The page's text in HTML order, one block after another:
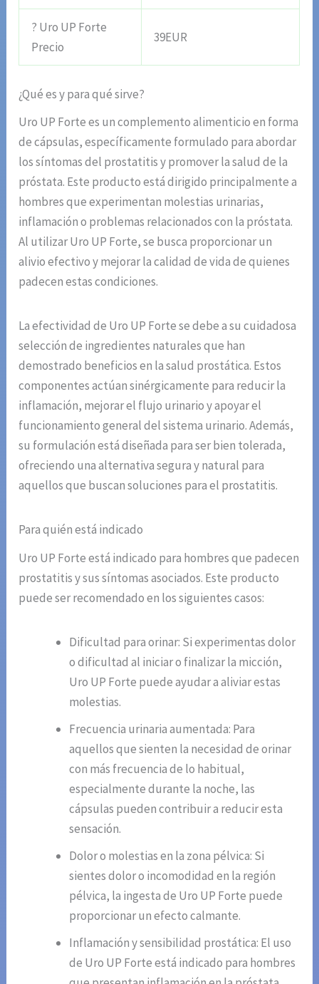
? Uro UP Forte
Precio
39EUR
¿Qué es y para qué sirve?
Uro UP Forte es un complemento alimenticio en forma
de cápsulas, específicamente formulado para abordar
los síntomas del prostatitis y promover la salud de la
próstata. Este producto está dirigido principalmente a
hombres que experimentan molestias urinarias,
inflamación o problemas relacionados con la próstata.
Al utilizar Uro UP Forte, se busca proporcionar un
alivio efectivo y mejorar la calidad de vida de quienes
padecen estas condiciones.
La efectividad de Uro UP Forte se debe a su cuidadosa
selección de ingredientes naturales que han
demostrado beneficios en la salud prostática. Estos
componentes actúan sinérgicamente para reducir la
inflamación, mejorar el flujo urinario y apoyar el
funcionamiento general del sistema urinario. Además,
su formulación está diseñada para ser bien tolerada,
ofreciendo una alternativa segura y natural para
aquellos que buscan soluciones para el prostatitis.
Para quién está indicado
Uro UP Forte está indicado para hombres que padecen
prostatitis y sus síntomas asociados. Este producto
puede ser recomendado en los siguientes casos:
Dificultad para orinar: Si experimentas dolor
o dificultad al iniciar o finalizar la micción,
Uro UP Forte puede ayudar a aliviar estas
molestias.
Frecuencia urinaria aumentada: Para
aquellos que sienten la necesidad de orinar
con más frecuencia de lo habitual,
especialmente durante la noche, las
cápsulas pueden contribuir a reducir esta
sensación.
Dolor o molestias en la zona pélvica: Si
sientes dolor o incomodidad en la región
pélvica, la ingesta de Uro UP Forte puede
proporcionar un efecto calmante.
Inflamación y sensibilidad prostática: El uso
de Uro UP Forte está indicado para hombres